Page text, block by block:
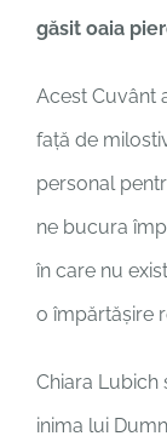
găsit oaia
Acest Cuvânt
față de
personal
ne bucura
în care nu
o împărtășire
Chiara Lubich
inima lui